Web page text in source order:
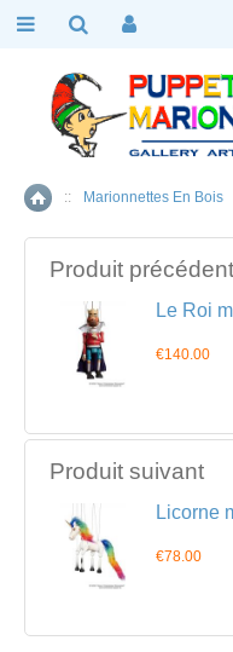
Accueil
:: Marionnettes En Bois
Produit précédent
Le Roi
€140.00
Produit suivant
Licorne
€78.00